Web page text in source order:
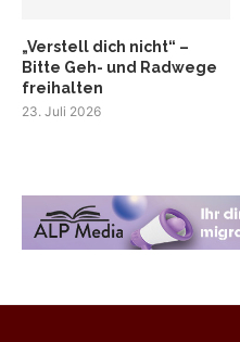
„Verstell dich nicht“ –
Bitte Geh- und Radwege
freihalten
23. Juli 2026